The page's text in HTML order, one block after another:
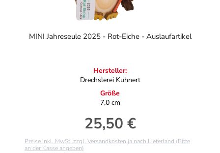
MINI Jahreseule 2025 - Rot-Eiche - Auslaufartikel
Hersteller:
Drechslerei Kuhnert
Größe
7,0 cm
Regulärer Preis:
25,50 €
Preise inkl. MwSt. zzgl. Versandkosten ja nach Lieferland (Bitte
an der Kasse angeben)